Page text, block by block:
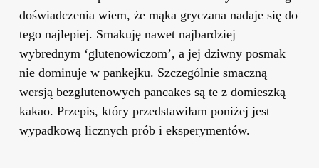
doświadczenia wiem, że mąka gryczana nadaje się do
tego najlepiej. Smakuję nawet najbardziej
wybrednym ‘glutenowiczom’, a jej dziwny posmak
nie dominuje w pankejku. Szczególnie smaczną
wersją bezglutenowych pancakes są te z domieszką
kakao. Przepis, który przedstawiłam poniżej jest
wypadkową licznych prób i eksperymentów.